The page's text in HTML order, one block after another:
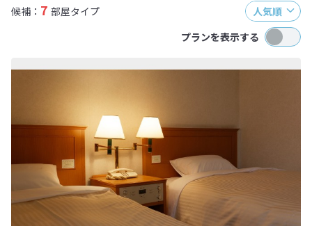
候補： 7 部屋タイプ
人気順
プランを表示する